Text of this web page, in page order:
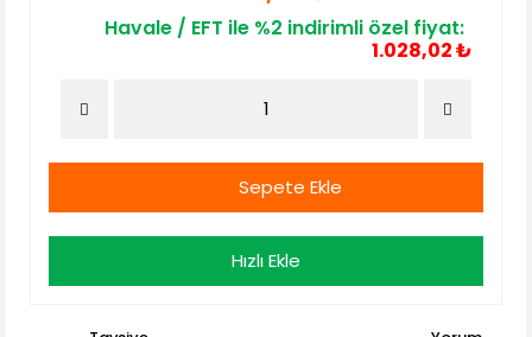
Havale / EFT ile %2 indirimli özel fiyat:
1.028,02 ₺
Sepete Ekle
Hızlı Ekle